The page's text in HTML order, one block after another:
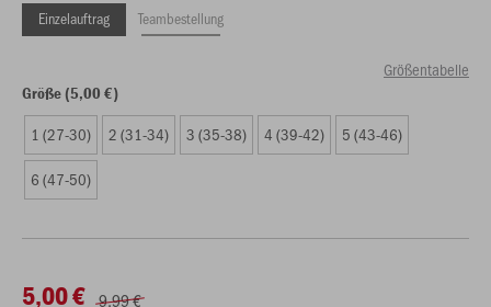
Einzelauftrag Teambestellung
Größentabelle
Größe (5,00 €)
1 (27-30) 2 (31-34) 3 (35-38) 4 (39-42) 5 (43-46)
6 (47-50)
5,00 € 9,99 €